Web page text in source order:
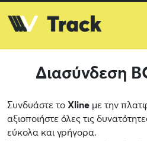
Διασύνδεση
Συνδυάστε το Xline με την
αξιοποιήστε όλες τις
εύκολα και γρήγορα.